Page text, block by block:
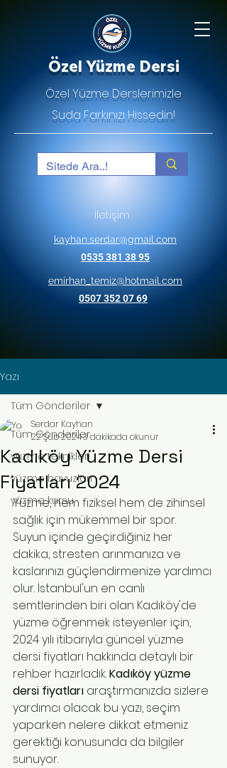
Özel Yüzme Dersi
Özel Yüzme Derslerimizle
Suda Farkınızı Hissedin!
İletişim
kayhan.serdar@gmail.com
0535 381 38 95
emirhan_temiz@hotmail.com
0507 352 07 69
Yazı
Tüm Gönderiler
yüzme teknikleri
yüzme havuzları
yüzme kursu
Tüm Gönderiler
Kadıköy Yüzme Dersi
Fiyatları 2024
Serdar Kayhan
22 Şub 20243 dakikada okunur
Yüzme, hem fiziksel hem de zihinsel
sağlık için mükemmel bir spor.
Suyun içinde geçirdiğiniz her
dakika, stresten arınmanıza ve
kaslarınızı güçlendirmenize yardımcı
olur. İstanbul'un en canlı
semtlerinden biri olan Kadıköy'de
yüzme öğrenmek isteyenler için,
2024 yılı itibarıyla güncel yüzme
dersi fiyatları hakkında detaylı bir
rehber hazırladık. Kadıköy yüzme
dersi fiyatları araştırmanızda sizlere
yardımcı olacak bu yazı, seçim
yaparken nelere dikkat etmeniz
gerektiği konusunda da bilgiler
sunuyor.